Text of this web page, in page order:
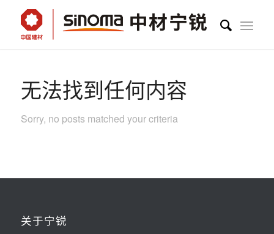
无法找到任何内容
Sorry, no posts matched your criteria
关于宁锐